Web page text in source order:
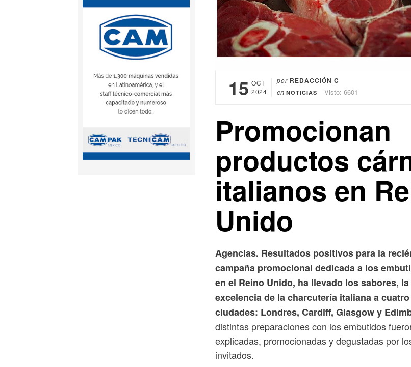
15 OCT
2024
por REDACCIÓN C
en NOTICIAS Visto: 6601
Promocionan
productos
italianos en
Unido
Agencias. Resultados positivos para la
campaña promocional dedicada a los
en el Reino Unido, ha llevado los sabores,
excelencia de la charcutería italiana a
ciudades: Londres, Cardiff, Glasgow y
distintas preparaciones con los embutidos
explicadas, promocionadas y degustadas por
invitados.